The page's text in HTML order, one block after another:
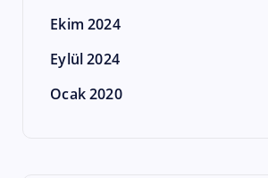
Ekim 2024
Eylül 2024
Ocak 2020